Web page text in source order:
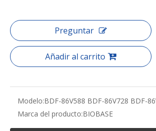
Preguntar
Añadir al carrito
Modelo:BDF-86V588 BDF-86V728 BDF-
Marca del producto:BIOBASE